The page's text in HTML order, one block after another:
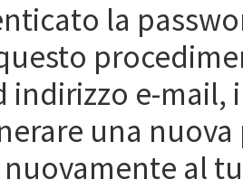
la
indirizzo e-mail,
una
nuovamente al